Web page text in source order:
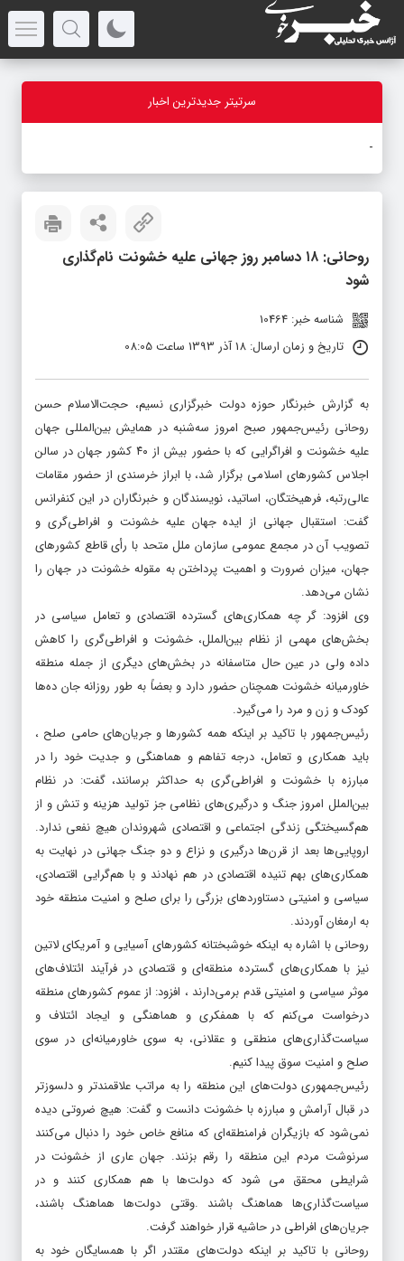
سرتیتر جدیدترین اخبار
بازدید ا
روحانی: ۱۸ دسامبر روز جهانی علیه خشونت نام‌گذاری
شود
شناسه خبر: 10464
تاریخ و زمان ارسال: 18 آذر 1393 ساعت 08:05
به گزارش خبرنگار حوزه دولت خبرگزاری نسیم، حجت‌الاسلام حسن
روحانی رئیس‌جمهور صبح امروز سه‌شنبه در همایش بین‌المللی جهان
علیه خشونت و افرا‌گرایی که با حضور بیش از ۴۰ کشور جهان در سالن
اجلاس کشورهای اسلامی برگزار شد، با ابراز خرسندی از حضور مقامات
عالی‌رتبه، فرهیختگان، اساتید، نویسندگان و خبرنگاران در این کنفرانس
گفت: استقبال جهانی از ایده جهان علیه خشونت و افراطی‌گری و
تصویب آن در مجمع عمومی سازمان ملل متحد با رأی قاطع کشورهای
جهان، میزان ضرورت و اهمیت پرداختن به مقوله خشونت در جهان را
نشان می‌دهد.
وی افزود: گر چه همکاری‌های گسترده اقتصادی و تعامل سیاسی در
بخش‌های مهمی از نظام بین‌الملل، خشونت و افراطی‌گری را کاهش
داده ولی در عین حال متاسفانه در بخش‌های دیگری از جمله منطقه
خاورمیانه خشونت همچنان حضور دارد و بعضاً به طور روزانه جان ده‌ها
کودک و زن و مرد را می‌گیرد.
رئیس‌جمهور با تاکید بر اینکه همه کشورها و جریان‌های حامی صلح ،
باید همکاری و تعامل، درجه تفاهم و هماهنگی و جدیت خود را در
مبارزه با خشونت و افراطی‌گری به حداکثر برسانند، گفت: در نظام
بین‌الملل امروز جنگ و درگیری‌های نظامی جز تولید هزینه و تنش و از
هم‌گسیختگی زندگی اجتماعی و اقتصادی شهروندان هیچ نفعی ندارد.
اروپایی‌ها بعد از قرن‌ها درگیری و نزاع و دو جنگ جهانی در نهایت به
همکاری‌های بهم تنیده اقتصادی در هم نهادند و با هم‌‌گرایی اقتصادی،
‌سیاسی و امنیتی دستاوردهای بزرگی را برای صلح و امنیت منطقه خود
به ارمغان آوردند.
روحانی با اشاره به اینکه خوشبختانه کشورهای آسیایی و آمریکای لاتین
نیز با همکاری‌های گسترده منطقه‌ای و قتصادی در فرآیند ائتلاف‌های
موثر سیاسی و امنیتی قدم برمی‌دارند ، افزود: از عموم کشورهای منطقه
درخواست می‌کنم که با همفکری و هماهنگی و ایجاد ائتلاف و
سیاست‌گذاری‌های منطقی و عقلانی، به سوی خاورمیانه‌ای در سوی
صلح و امنیت سوق پیدا کنیم.
رئیس‌جمهوری دولت‌های این منطقه را به مراتب علاقمند‌تر و دلسوزتر
در قبال آرامش و مبارزه با خشونت دانست و گفت: هیچ ضروتی دیده
نمی‌شود که بازیگران فرامنطقه‌ای که منافع خاص خود را دنبال می‌کنند
سرنوشت مردم این منطقه را رقم بزنند. جهان عاری از خشونت در
شرایطی محقق می شود که دولت‌ها با هم همکاری کنند و در
سیاست‌گذاری‌ها هماهنگ باشند .وقتی دولت‌ها هماهنگ باشند،
جریان‌های افراطی در حاشیه قرار خواهند گرفت.
روحانی با تاکید بر اینکه دولت‌های مقتدر اگر با همسایگان خود به